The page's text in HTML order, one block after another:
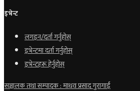
इभेन्ट
लगइन/दर्ता गर्नुहोस्
इभेन्टमा दर्ता गर्नुहोस्
इभेन्टहरू हेर्नुहोस्
सञ्चालक तथा सम्पादक : माधव प्रसाद गुरागाईं